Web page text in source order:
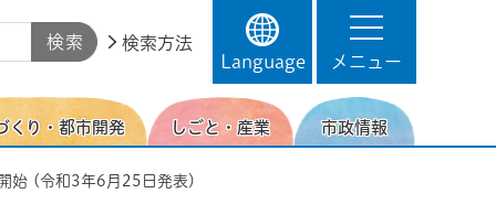
検索方法
Language
メニュー
くり・都市開発 しごと・産業 市政情報
始 (令和3年6月25日発表)